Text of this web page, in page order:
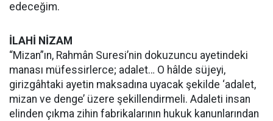
edeceğim.
İLAHİ NİZAM
“Mizan”ın, Rahmân Suresi’nin dokuzuncu ayetindeki
manası müfessirlerce; adalet… O hâlde süjeyi,
girizgâhtaki ayetin maksadına uyacak şekilde ‘adalet,
mizan ve denge’ üzere şekillendirmeli. Adaleti insan
elinden çıkma zihin fabrikalarının hukuk kanunlarından